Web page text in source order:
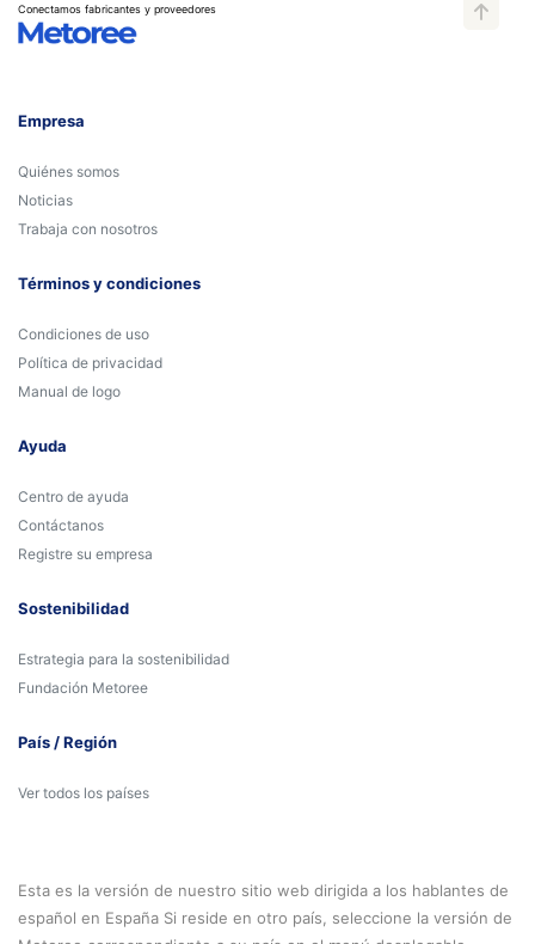
Conectamos fabricantes y proveedores
Empresa
Quiénes somos
Noticias
Trabaja con nosotros
Términos y condiciones
Condiciones de uso
Política de privacidad
Manual de logo
Ayuda
Centro de ayuda
Contáctanos
Registre su empresa
Sostenibilidad
Estrategia para la sostenibilidad
Fundación Metoree
País / Región
Ver todos los países
Esta es la versión de nuestro sitio web dirigida a los hablantes de
español en España Si reside en otro país, seleccione la versión de